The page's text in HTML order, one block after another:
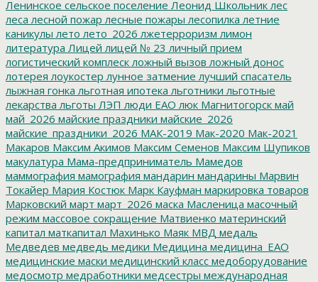
Ленинское сельское поселение Леонид Школьник лес
леса лесной пожар лесные пожары лесопилка летние
каникулы лето лето_2026 лжетерроризм лимон
литература Лицей лицей № 23 личный прием
логистический комплеск ложный вызов ложный донос
лотерея лоукостер лунное затмение лучший спасатель
лыжная гонка льготная ипотека льготники льготные
лекарства льготы ЛЭП люди ЕАО люк Магнитогорск май
май_2026 майские праздники майские_2026
майские_праздники_2026 МАК-2019 Мак-2020 Мак-2021
Макаров Максим Акимов Максим Семенов Максим Шупиков
макулатура Мама-предприниматель Мамедов
маммография мамография мандарин мандарины Марвин
Токайер Мария Костюк Марк Кауфман маркировка товаров
Марковский март март_2026 маска Масленица масочный
режим массовое сокращение Матвиенко материнский
капитал маткапитал Махинько Маяк МВД медаль
Медведев медведь медики Медицина медицина_ЕАО
медицинские маски медицинский класс медоборудование
медосмотр медработники медсестры международная